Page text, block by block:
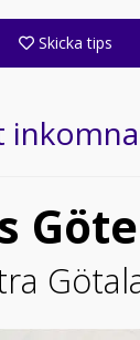
Skicka tips